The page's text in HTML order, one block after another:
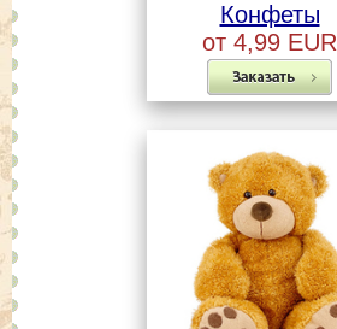
Конфеты
от 4,99 EUR